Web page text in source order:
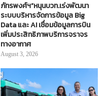
ภัทรพงศ์ฯ”หนุนบวท.เร่งพัฒนา
ระบบบริหารจัดการข้อมูล Big
Data และ AI เชื่อมข้อมูลการบิน
เพิ่มประสิทธิภาพบริการจราจร
ทางอากาศ
August 3, 2026